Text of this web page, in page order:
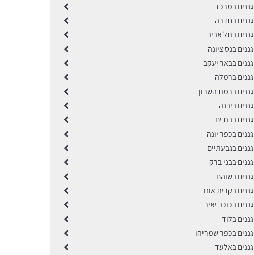
גננים במרכז
גננים בחדרה
גננים בתל אביב
גננים בנס ציונה
גננים בבאר יעקב
גננים ברמלה
גננים ברמת השרון
גננים ביבנה
גננים בבת ים
גננים בכפר יונה
גננים בגבעתיים
גננים בבני ברק
גננים בשוהם
גננים בקרית אונו
גננים בכוכב יאיר
גננים בלוד
גננים בכפר שמריהו
גננים באלעד